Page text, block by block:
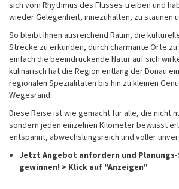
sich vom Rhythmus des Flusses treiben und
wieder Gelegenheit, innezuhalten, zu staunen
So bleibt Ihnen ausreichend Raum, die
Strecke zu erkunden, durch charmante Orte
einfach die beeindruckende Natur auf sich
kulinarisch hat die Region entlang der Donau
regionalen Spezialitäten bis hin zu kleinen
Wegesrand.
Diese Reise ist wie gemacht für alle, die nicht
sondern jeden einzelnen Kilometer bewusst
entspannt, abwechslungsreich und voller
Jetzt Angebot anfordern und
gewinnen! > Klick auf "Anzeigen"